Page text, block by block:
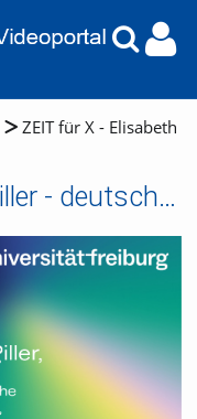
ZEIT für X - Elisabeth
ZEIT für X - Elisabeth Piller - deutsch untertitelt